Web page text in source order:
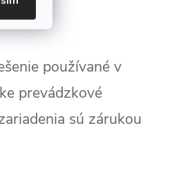
používané v
prevádzkové
sú zárukou